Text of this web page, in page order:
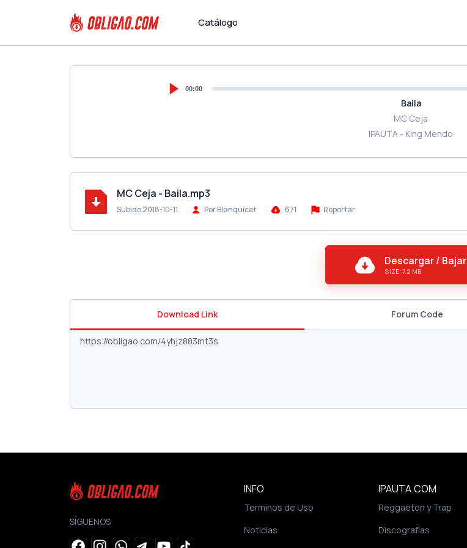
Catálogo
00:00
Baila
MC Ceja
IPAUTA - King Mendo
MC Ceja - Baila.mp3
Subido 2018-10-11 Por Blanquicet 671 Reportar
Descargar / Bajar
SIZE: 7.2 MB
Download Link Forum Code
SÍGUENOS
INFO
Terminos de Uso
Noticias
IPAUTA.COM
Reggaeton y Trap
Discografías